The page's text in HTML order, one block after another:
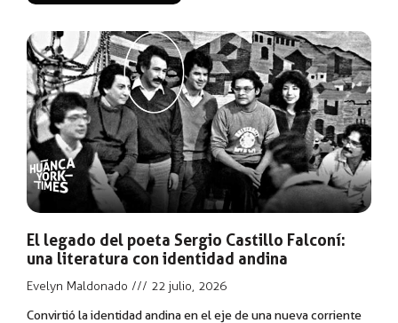
El legado del poeta Sergio Castillo Falconí:
una literatura con identidad andina
Evelyn Maldonado 22 julio, 2026
Convirtió la identidad andina en el eje de una nueva corriente